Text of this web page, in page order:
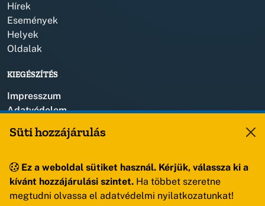
Hírek
Események
Helyek
Oldalak
KIEGÉSZÍTÉS
Impresszum
Adatvédelem
+36 88 459 150
8193 Sóly, Kossuth Lajos u.57.
Süti hozzájárulás
Ez a weboldal sütiket használ. Kérjük, válassza ki a
kívánt hozzájárulási szintet. Ha többet szeretne
megtudni olvassa el adatvédelmi nyilatkozatunkat!